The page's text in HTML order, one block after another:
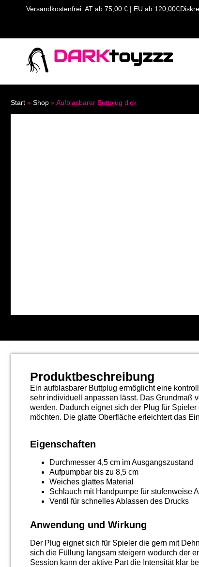
Versandkostenfrei: AT ab 75,00 € | EU ab 120,00€
DARKtoyzzz
Start » Shop »Aufblasbarer Buttplug dick
Produktbeschreibung
Ein aufblasbarer Buttplug ermöglicht eine
sehr individuell anpassen lässt. Das Grundmaß
werden. Dadurch eignet sich der Plug für
möchten. Die glatte Oberfläche erleichtert das
Eigenschaften
Durchmesser 4,5 cm im Ausgangszustand
Aufpumpbar bis zu 8,5 cm
Weiches glattes Material
Schlauch mit Handpumpe für stufenweise
Ventil für schnelles Ablassen des Drucks
Anwendung und Wirkung
Der Plug eignet sich für Spieler die gern mit
sich die Füllung langsam steigern wodurch der
Session kann der aktive Part die Intensität klar